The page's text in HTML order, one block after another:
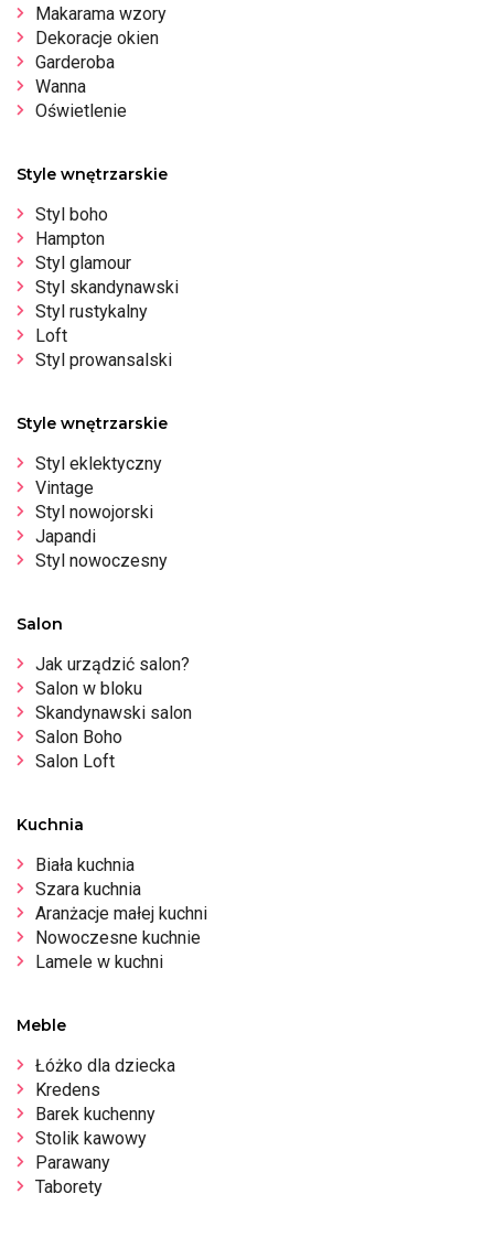
Makarama wzory
Dekoracje okien
Garderoba
Wanna
Oświetlenie
Style wnętrzarskie
Styl boho
Hampton
Styl glamour
Styl skandynawski
Styl rustykalny
Loft
Styl prowansalski
Style wnętrzarskie
Styl eklektyczny
Vintage
Styl nowojorski
Japandi
Styl nowoczesny
Salon
Jak urządzić salon?
Salon w bloku
Skandynawski salon
Salon Boho
Salon Loft
Kuchnia
Biała kuchnia
Szara kuchnia
Aranżacje małej kuchni
Nowoczesne kuchnie
Lamele w kuchni
Meble
Łóżko dla dziecka
Kredens
Barek kuchenny
Stolik kawowy
Parawany
Taborety